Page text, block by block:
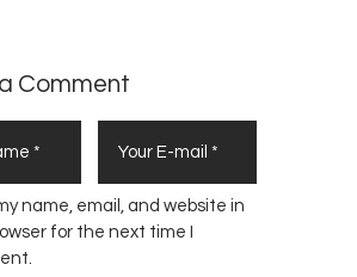
Comment
name, email, and website in
for the next time I